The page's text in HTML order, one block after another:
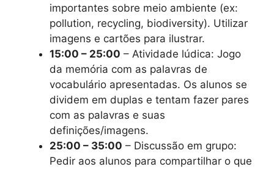
importantes sobre meio ambiente (ex:
pollution, recycling, biodiversity). Utilizar
imagens e cartões para ilustrar.
15:00 – 25:00 – Atividade lúdica: Jogo
da memória com as palavras de
vocabulário apresentadas. Os alunos se
dividem em duplas e tentam fazer pares
com as palavras e suas
definições/imagens.
25:00 – 35:00 – Discussão em grupo:
Pedir aos alunos para compartilhar o que